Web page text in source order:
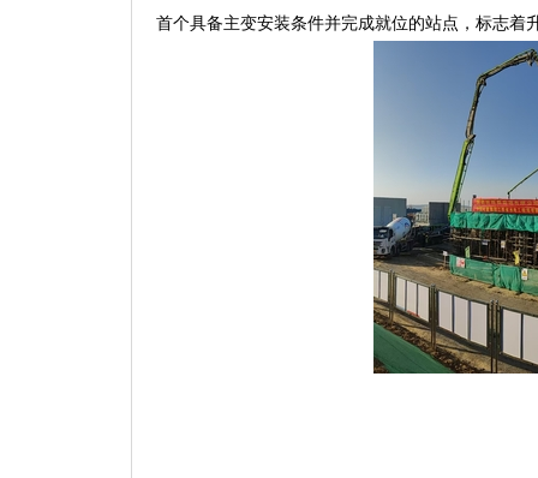
首个具备主变安装条件并完成就位的站点，标志着